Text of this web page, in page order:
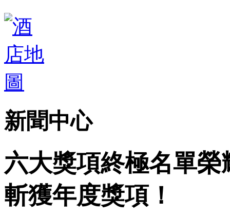
新聞中心
六大獎項終極名單
斬獲年度獎項！